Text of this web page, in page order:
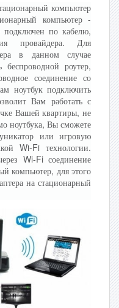
компьютер
компьютер -
по кабелю,
провайдера. Для
в данном случае
беспроводной роутер,
соединение со
ноутбук подключить
Вам работать с
Вашей квартиры, не
ноутбука, Вы сможете
или игровую
Wi-Fi технологии.
Wi-Fi соединение
компьютер, для этого
на стационарный